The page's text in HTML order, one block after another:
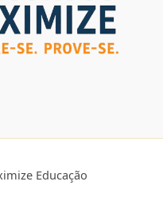
Educação